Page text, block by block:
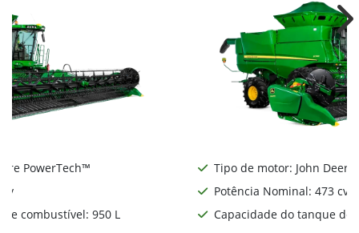
PowerTech™
combustível: 950 L
Tipo de motor: John Deere
Potência Nominal: 473 cv
Capacidade do tanque de